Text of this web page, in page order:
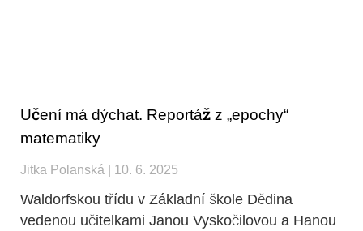
Učení má dýchat. Reportáž z „epochy“
matematiky
Jitka Polanská 10. 6. 2025
Waldorfskou třídu v Základní škole Dědina
vedenou učitelkami Janou Vyskočilovou a Hanou